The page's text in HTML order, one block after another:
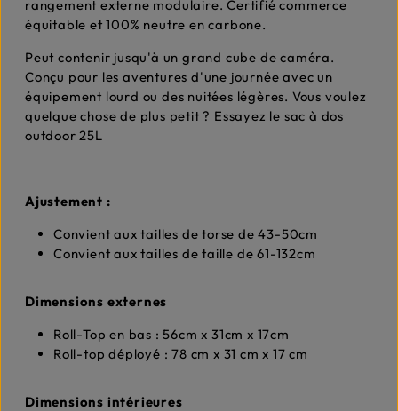
rangement externe modulaire. Certifié commerce
équitable et 100% neutre en carbone.
Peut contenir jusqu'à un grand cube de caméra.
Conçu pour les aventures d'une journée avec un
équipement lourd ou des nuitées légères. Vous voulez
quelque chose de plus petit ? Essayez le sac à dos
outdoor 25L
Ajustement :
Convient aux tailles de torse de 43-50cm
Convient aux tailles de taille de 61-132cm
Dimensions externes
Roll-Top en bas : 56cm x 31cm x 17cm
Roll-top déployé : 78 cm x 31 cm x 17 cm
Dimensions intérieures